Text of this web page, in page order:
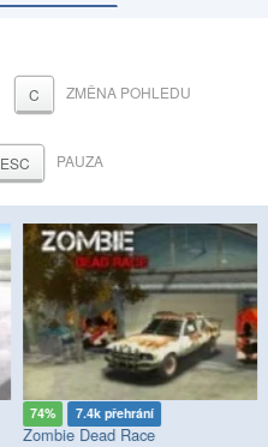
C ZMĚNA POHLEDU
ESC PAUZA
74% 7.4k přehrání
Zombie Dead Race